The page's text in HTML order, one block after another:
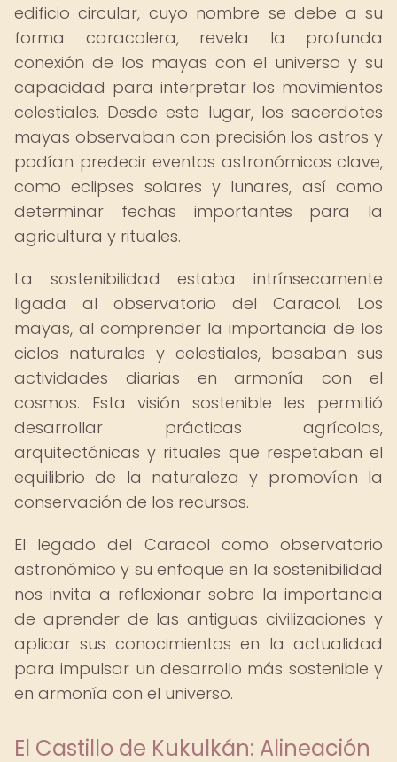
edificio circular, cuyo nombre se debe a su
forma caracolera, revela la profunda
conexión de los mayas con el universo y su
capacidad para interpretar los movimientos
celestiales. Desde este lugar, los sacerdotes
mayas observaban con precisión los astros y
podían predecir eventos astronómicos clave,
como eclipses solares y lunares, así como
determinar fechas importantes para la
agricultura y rituales.
La sostenibilidad estaba intrínsecamente
ligada al observatorio del Caracol. Los
mayas, al comprender la importancia de los
ciclos naturales y celestiales, basaban sus
actividades diarias en armonía con el
cosmos. Esta visión sostenible les permitió
desarrollar prácticas agrícolas,
arquitectónicas y rituales que respetaban el
equilibrio de la naturaleza y promovían la
conservación de los recursos.
El legado del Caracol como observatorio
astronómico y su enfoque en la sostenibilidad
nos invita a reflexionar sobre la importancia
de aprender de las antiguas civilizaciones y
aplicar sus conocimientos en la actualidad
para impulsar un desarrollo más sostenible y
en armonía con el universo.
El Castillo de Kukulkán: Alineación